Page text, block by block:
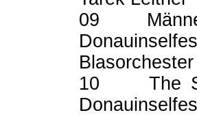
09 Männer
10 The